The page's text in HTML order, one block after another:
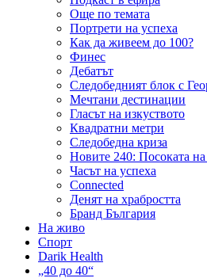
Още по темата
Портрети на успеха
Как да живеем до 100?
Финес
Дебатът
Следобедният блок с
Мечтани дестинации
Гласът на изкуството
Квадратни метри
Следобедна криза
Новите 240: Посоката
Часът на успеха
Connected
Денят на храбростта
Бранд България
На живо
Спорт
Darik Health
„40 до 40“